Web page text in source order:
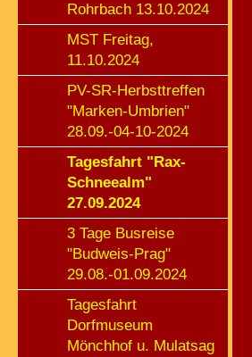
Rohrbach 13.10.2024
MST Freitag,
11.10.2024
PV-SR-Herbsttreffen
"Marken-Umbrien"
28.09.-04-10-2024
Tagesfahrt "Rax-
Schneealm"
27.09.2024
3 Tage Busreise
"Budweis-Prag"
29.08.-01.09.2024
Tagesfahrt
Dorfmuseum
Mönchhof u. Mulatsag